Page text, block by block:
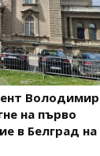
Володимир
на първо
в Белград на